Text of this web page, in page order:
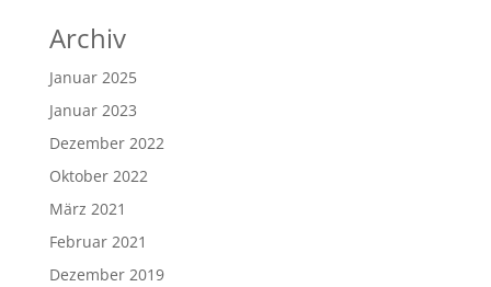
Archiv
Januar 2025
Januar 2023
Dezember 2022
Oktober 2022
März 2021
Februar 2021
Dezember 2019